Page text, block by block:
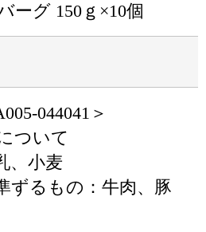
ーグ 150ｇ×10個
044041＞
ついて
、小麦
ずるもの：牛肉、豚